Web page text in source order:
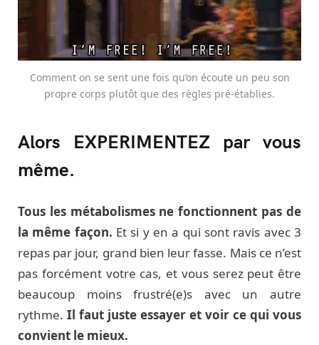
Comment on se sent une fois qu’on écoute un peu son
propre corps plutôt que des règles pré-établies.
Alors EXPERIMENTEZ par vous
même.
Tous les métabolismes ne fonctionnent pas de
la même façon. Et si y en a qui sont ravis avec 3
repas par jour, grand bien leur fasse. Mais ce n’est
pas forcément votre cas, et vous serez peut être
beaucoup moins frustré(e)s avec un autre
rythme. Il faut juste essayer et voir ce qui vous
convient le mieux.